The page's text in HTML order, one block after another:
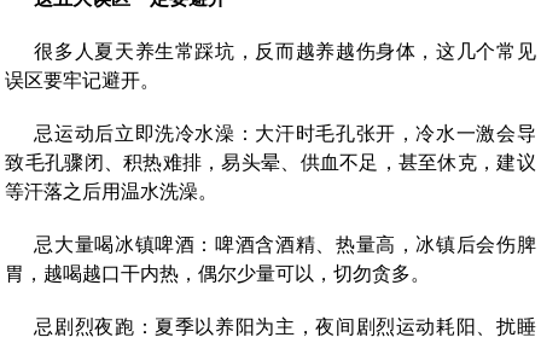
很多人夏天养生常踩坑，反而越养越伤身体，这几个常见
误区要牢记避开。
忌运动后立即洗冷水澡：大汗时毛孔张开，冷水一激会导
致毛孔骤闭、积热难排，易头晕、供血不足，甚至休克，建议
等汗落之后用温水洗澡。
忌大量喝冰镇啤酒：啤酒含酒精、热量高，冰镇后会伤脾
胃，越喝越口干内热，偶尔少量可以，切勿贪多。
忌剧烈夜跑：夏季以养阳为主，夜间剧烈运动耗阳、扰睡